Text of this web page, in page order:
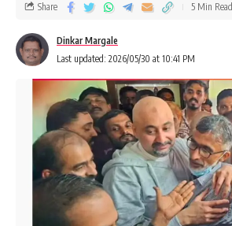
Last updated: 2026/05/30 at 10:41 PM
Dinkar Margale
Share 5 Min Read